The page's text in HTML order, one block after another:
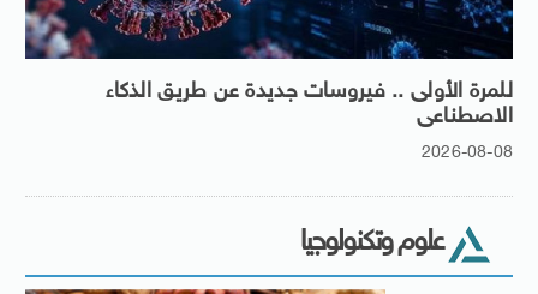
للمرة الأولى .. فيروسات جديدة عن طريق الذكاء
الاصطناعى
2026-08-08
علوم وتكنولوجيا